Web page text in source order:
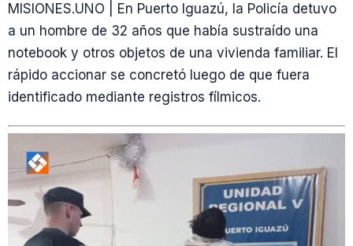
MISIONES.UNO | En Puerto Iguazú, la Policía detuvo
a un hombre de 32 años que había sustraído una
notebook y otros objetos de una vivienda familiar. El
rápido accionar se concretó luego de que fuera
identificado mediante registros fílmicos.